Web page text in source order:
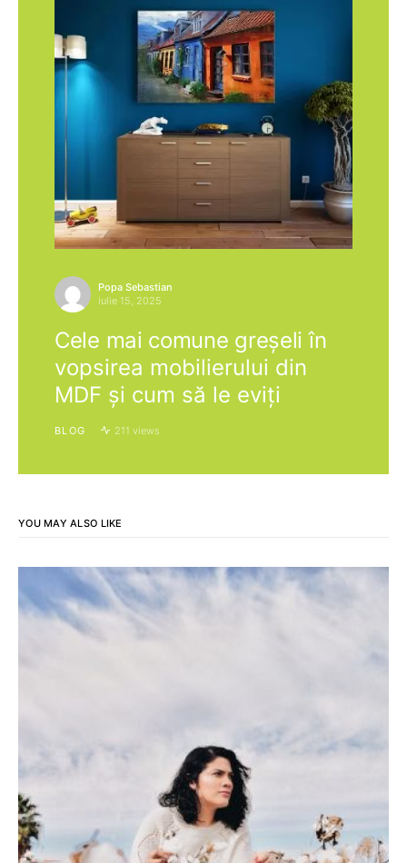
Popa Sebastian
iulie 15, 2025
Cele mai comune greșeli în
vopsirea mobilierului din
MDF și cum să le eviți
BLOG 211 views
YOU MAY ALSO LIKE